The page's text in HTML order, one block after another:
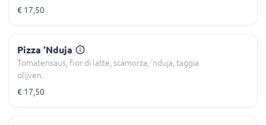
€ 17,50
Pizza ‘Nduja
Tomatensaus, fior di latte, scamorza, ‘nduja, taggia
olijven.
€ 17,50